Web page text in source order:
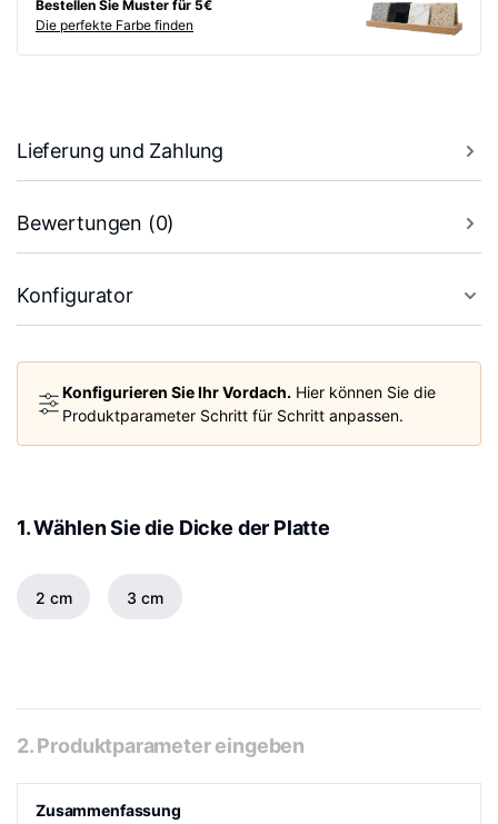
Bestellen Sie Muster für 5€
Die perfekte Farbe finden
Lieferung und Zahlung
Bewertungen (0)
Konfigurator
Konfigurieren Sie Ihr Vordach. Hier können Sie die
Produktparameter Schritt für Schritt anpassen.
1. Wählen Sie die Dicke der Platte
2 cm 3 cm
2. Produktparameter eingeben
Zusammenfassung